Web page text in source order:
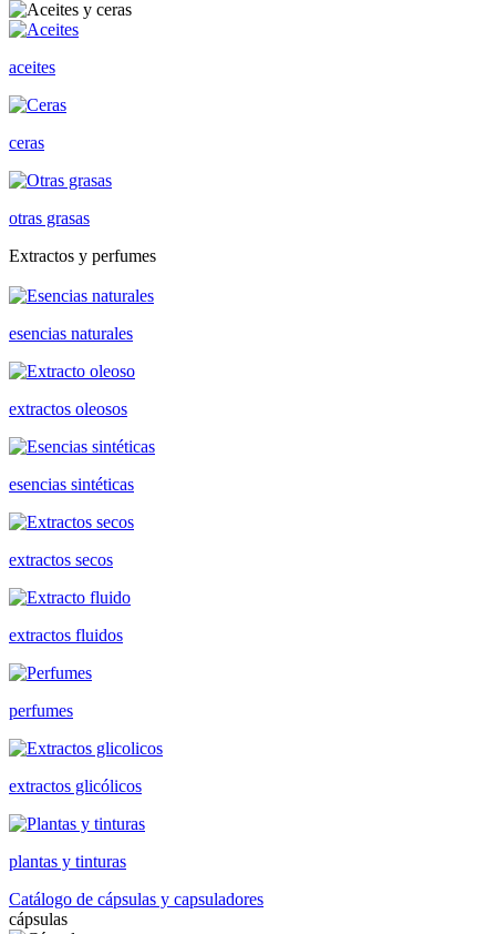
aceites
ceras
otras grasas
Extractos y perfumes
esencias naturales
extractos oleosos
esencias sintéticas
extractos secos
extractos fluidos
perfumes
extractos glicólicos
plantas y tinturas
Catálogo de cápsulas y capsuladores
cápsulas